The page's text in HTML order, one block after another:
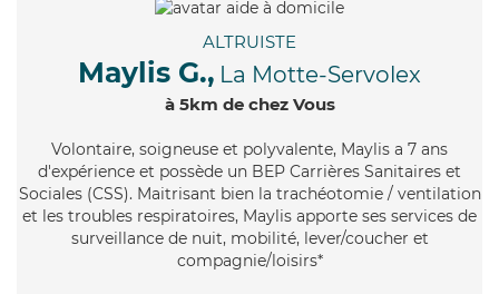
ALTRUISTE
Maylis G., La Motte-Servolex
à 5km de chez Vous
Volontaire, soigneuse et polyvalente, Maylis a 7 ans
d'expérience et possède un BEP Carrières Sanitaires et
Sociales (CSS). Maitrisant bien la trachéotomie / ventilation
et les troubles respiratoires, Maylis apporte ses services de
surveillance de nuit, mobilité, lever/coucher et
compagnie/loisirs*